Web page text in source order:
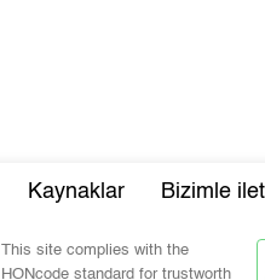
Kaynaklar Bizimle
This site complies with the
HONcode standard for trustworth